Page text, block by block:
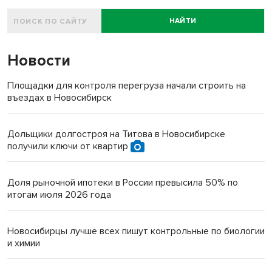
НАЙТИ
Новости
Площадки для контроля перегруза начали строить на
въездах в Новосибирск
Дольщики долгостроя на Титова в Новосибирске
получили ключи от квартир
Доля рыночной ипотеки в России превысила 50% по
итогам июля 2026 года
Новосибирцы лучше всех пишут контрольные по биологии
и химии